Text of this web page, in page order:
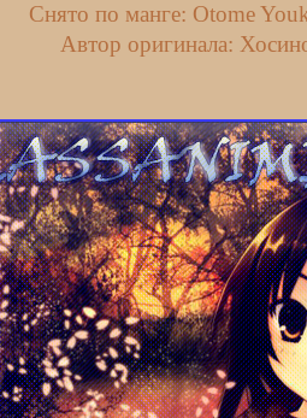
Снято по манге: Otome
Автор оригинала: